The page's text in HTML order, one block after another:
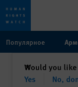
toto
content
Популярное
Would you
Yes
No,
✕закрыть